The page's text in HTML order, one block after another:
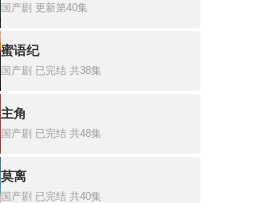
国产剧 更新第40集
蜜语纪
国产剧 已完结 共38集
主角
国产剧 已完结 共48集
莫离
国产剧 已完结 共40集